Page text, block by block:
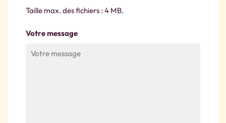
Taille max. des fichiers : 4 MB.
Votre message